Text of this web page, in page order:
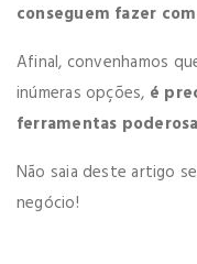
conseguem fazer
Afinal, convenhamos
inúmeras opções, é
ferramentas
Não saia deste artigo
negócio!